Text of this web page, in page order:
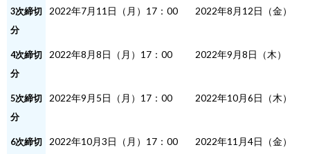
3次締切
分
2022年7月11日（月）17：00 2022年8月12日（金）
4次締切
分
2022年8月8日（月）17：00 2022年9月8日（木）
5次締切
分
2022年9月5日（月）17：00 2022年10月6日（木）
6次締切
2022年10月3日（月）17：00 2022年11月4日（金）